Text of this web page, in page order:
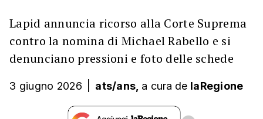
Lapid annuncia ricorso alla Corte Suprema
contro la nomina di Michael Rabello e si
denunciano pressioni e foto delle schede
3 giugno 2026 ats/ans, a cura de laRegione